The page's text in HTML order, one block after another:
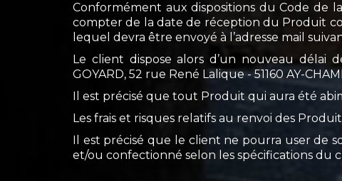
Conformément aux dispositions du Code de
compter de la date de réception du Produit
lequel devra être envoyé à l’adresse mail
Le client dispose alors d’un nouveau délai
GOYARD, 52 rue René Lalique - 51160 AY-
Il est précisé que tout Produit qui aura été
Les frais et risques relatifs au renvoi des
Il est précisé que le client ne pourra user de
et/ou confectionné selon les spécifications du